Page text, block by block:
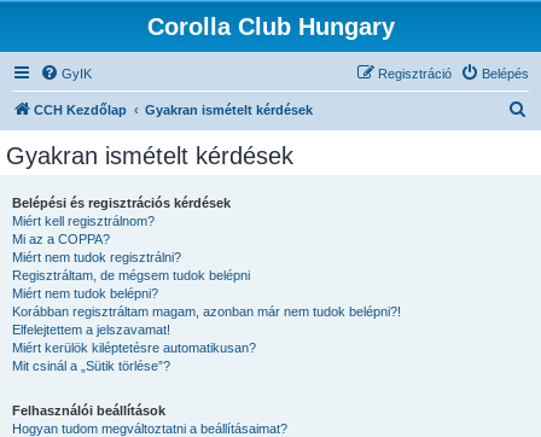
Corolla Club Hungary
GyIK Belépés
Regisztráció
CCH Kezdőlap Gyakran ismételt kérdések
Gyakran ismételt kérdések
Belépési és regisztrációs kérdések
Miért kell regisztrálnom?
Mi az a COPPA?
Miért nem tudok regisztrálni?
Regisztráltam, de mégsem tudok belépni
Miért nem tudok belépni?
Korábban regisztráltam magam, azonban már nem tudok belépni?!
Elfelejtettem a jelszavamat!
Miért kerülök kiléptetésre automatikusan?
Mit csinál a „Sütik törlése”?
Felhasználói beállítások
Hogyan tudom megváltoztatni a beállításaimat?